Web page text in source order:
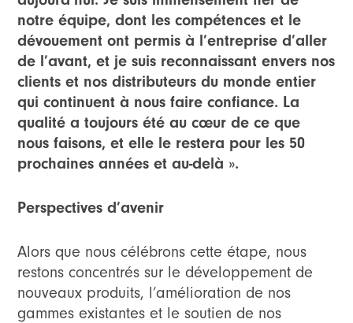
notre équipe, dont les compétences et le
dévouement ont permis à l’entreprise d’aller
de l’avant, et je suis reconnaissant envers nos
clients et nos distributeurs du monde entier
qui continuent à nous faire confiance. La
qualité a toujours été au cœur de ce que
nous faisons, et elle le restera pour les 50
prochaines années et au-delà ».
Perspectives d’avenir
Alors que nous célébrons cette étape, nous
restons concentrés sur le développement de
nouveaux produits, l’amélioration de nos
gammes existantes et le soutien de nos